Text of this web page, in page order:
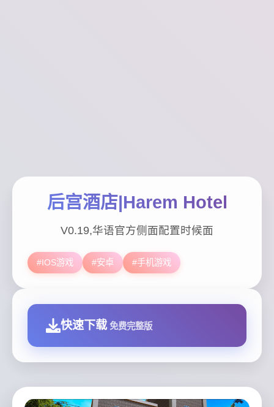
后宫酒店|Harem Hotel
V0.19,华语官方侧面配置时候面
#IOS游戏 #安卓 #手机游戏
快速下载 免费完整版